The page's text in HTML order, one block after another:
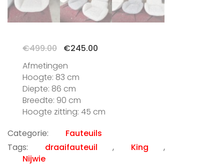
€499.00
Oorspronkelijke
was:
€499.00.
€245.00
Afmetingen
Hoogte: 83 cm
Diepte: 86 cm
Breedte: 90 cm
Hoogte zitting: 45 cm
Categorie:
Fauteuils
Tags:
draaifauteuil , King
,
Nijwie